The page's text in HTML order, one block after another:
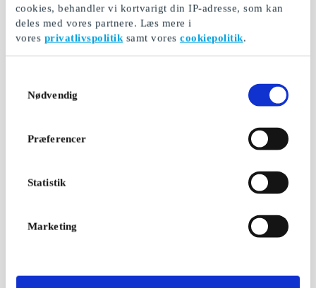
cookies, behandler vi kortvarigt din IP-adresse, som kan
deles med vores partnere. Læs mere i
vores privatlivspolitik samt vorescookiepolitik.
Nødvendig
Præferencer
Statistik
Marketing